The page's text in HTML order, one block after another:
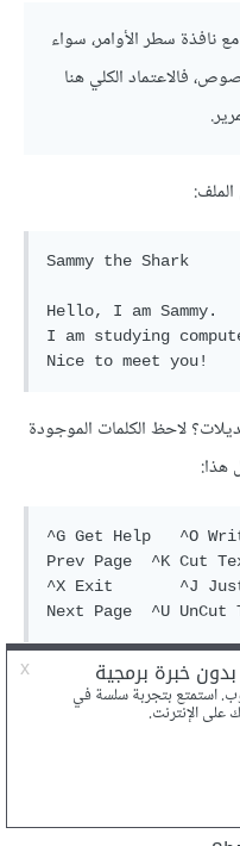
نافذة سطر الأوامر، سواء
فالاعتماد الكلي هنا
Sammy the Shark
Hello, I am Sammy.
I am studying
لاحظ الكلمات الموجودة
هذا:
^G Get Help   ^O
Prev Page  ^K Cut
^X Exit       ^J
كلمة توضح وظيفته.
سنضغط